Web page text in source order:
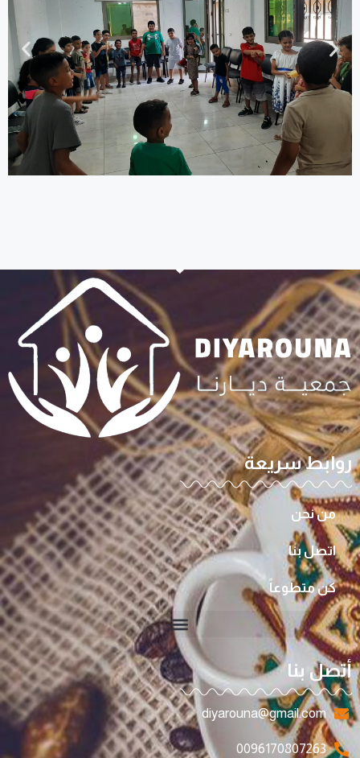
روابط سريعة
من نحن
اتصل بنا
كن متطوعاً
أتصل بنا
diyarouna@gmail.com
0096170807263